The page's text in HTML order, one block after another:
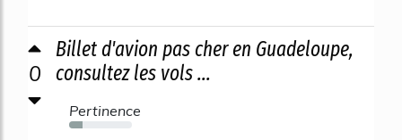
0
Billet d'avion pas cher en Guadeloupe,
consultez les vols ...
Pertinence
21%